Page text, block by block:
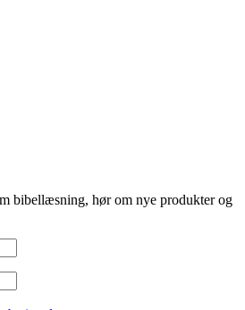
bibellæsning, hør om nye produkter og